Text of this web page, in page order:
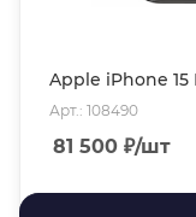
Apple iPhone 15
Арт.: 108490
81 500 ₽/шт